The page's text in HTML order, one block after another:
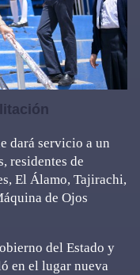
dará servicio a un
residentes de
El Álamo, Tajirachi,
de Ojos
del Estado y
en el lugar nueva